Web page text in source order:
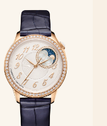
系列
神，将高级定制时装与高
精湛工艺，礼赞风格与材
腕表皆可谓内外兼修，气